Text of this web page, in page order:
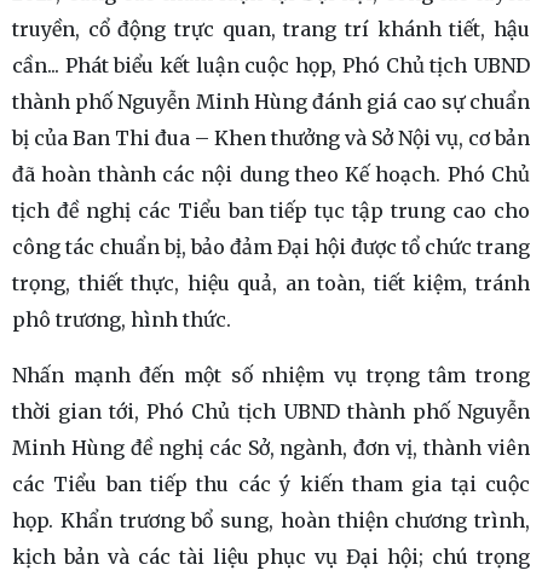
truyền, cổ động trực quan, trang trí khánh tiết, hậu
cần... Phát biểu kết luận cuộc họp, Phó Chủ tịch UBND
thành phố Nguyễn Minh Hùng đánh giá cao sự chuẩn
bị của Ban Thi đua – Khen thưởng và Sở Nội vụ, cơ bản
đã hoàn thành các nội dung theo Kế hoạch. Phó Chủ
tịch đề nghị các Tiểu ban tiếp tục tập trung cao cho
công tác chuẩn bị, bảo đảm Đại hội được tổ chức trang
trọng, thiết thực, hiệu quả, an toàn, tiết kiệm, tránh
phô trương, hình thức.
Nhấn mạnh đến một số nhiệm vụ trọng tâm trong
thời gian tới, Phó Chủ tịch UBND thành phố Nguyễn
Minh Hùng đề nghị các Sở, ngành, đơn vị, thành viên
các Tiểu ban tiếp thu các ý kiến tham gia tại cuộc
họp. Khẩn trương bổ sung, hoàn thiện chương trình,
kịch bản và các tài liệu phục vụ Đại hội; chú trọng